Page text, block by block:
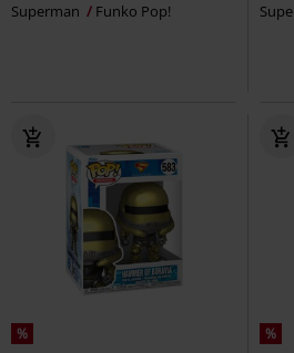
Superman
Funko Pop!
% %